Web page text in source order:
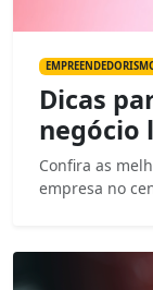
Dicas
negócio
Confira as
empresa no